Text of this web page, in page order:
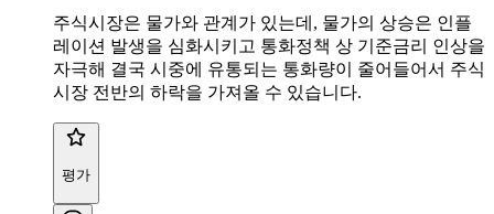
주식시장은 물가와 관계가 있는데, 물가의 상승은 인플
레이션 발생을 심화시키고 통화정책 상 기준금리 인상을
자극해 결국 시중에 유통되는 통화량이 줄어들어서 주식
시장 전반의 하락을 가져올 수 있습니다.
평가